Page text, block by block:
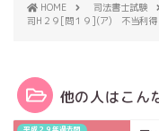
HOME 司法書士試験
司H２９[問１９](ア) 不当利得
他の人はこん